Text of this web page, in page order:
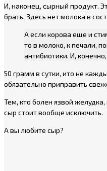
И, наконец, сырный продукт.
брать. Здесь нет молока в
А если корова еще и
то в молоко, к печали,
антибиотики. И,
50 грамм в сутки, ито не
обязательно приправить
Тем, кто болен язвой
сыр стоит вообще исключить.
А вы любите сыр?